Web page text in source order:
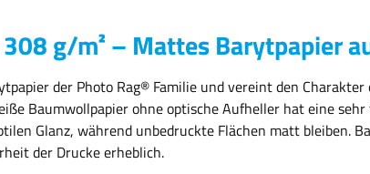
g/m² – Mattes Barytpapier
der Photo Rag® Familie und vereint den
Baumwollpapier ohne optische Aufheller hat eine sehr
Glanz, während unbedruckte Flächen matt bleiben.
der Drucke erheblich.